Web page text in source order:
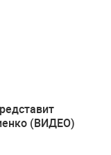
(ВИДЕО)